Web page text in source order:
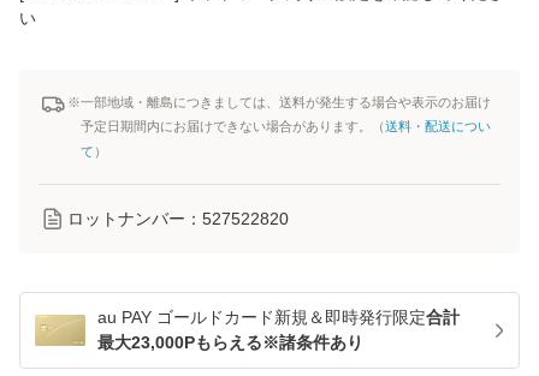
い
※一部地域・離島につきましては、送料が発生する場合や表示のお届け
予定日期間内にお届けできない場合があります。（送料・配送につい
て ）
ロットナンバー： 527522820
au PAY ゴールドカード新規＆即時発行限定合計
最大23,000Pもらえる※諸条件あり